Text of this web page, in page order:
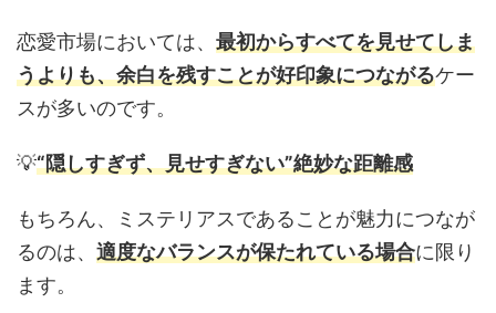
恋愛市場においては、 最初からすべてを見せてしま
うよりも、余白を残すことが好印象につながるケー
スが多いのです。
💡“隠しすぎず、見せすぎない”絶妙な距離感
もちろん、ミステリアスであることが魅力につなが
るのは、 適度なバランスが保たれている場合に限り
ます。